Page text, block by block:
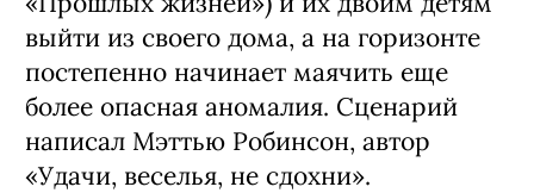
выйти из своего дома, а на горизонте
постепенно начинает маячить еще
более опасная аномалия. Сценарий
написал Мэттью Робинсон, автор
«Удачи, веселья, не сдохни».